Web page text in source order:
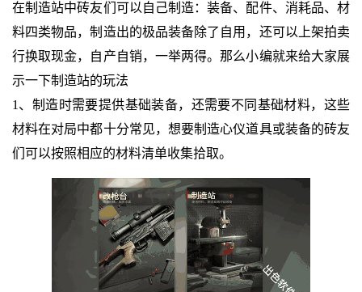
在制造站中砖友们可以自己制造：装备、配件、消耗品、材
料四类物品，制造出的极品装备除了自用，还可以上架拍卖
行换取现金，自产自销，一举两得。那么小编就来给大家展
示一下制造站的玩法
1、制造时需要提供基础装备，还需要不同基础材料，这些
材料在对局中都十分常见，想要制造心仪道具或装备的砖友
们可以按照相应的材料清单收集拾取。